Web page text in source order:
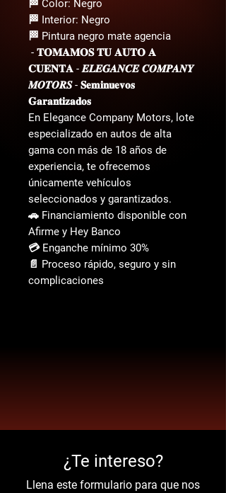
🏁 Color: Negro
🏁 Interior: Negro
🏁 Pintura negro mate agencia
- 𝐓𝐎𝐌𝐀𝐌𝐎𝐒 𝐓𝐔 𝐀𝐔𝐓𝐎 𝐀
𝐂𝐔𝐄𝐍𝐓𝐀 - 𝑬𝑳𝑬𝑮𝑨𝑵𝑪𝑬 𝑪𝑶𝑴𝑷𝑨𝑵𝒀
𝑴𝑶𝑻𝑶𝑹𝑺 - 𝐒𝐞𝐦𝐢𝐧𝐮𝐞𝐯𝐨𝐬
𝐆𝐚𝐫𝐚𝐧𝐭𝐢𝐳𝐚𝐝𝐨𝐬
En Elegance Company Motors, lote
especializado en autos de alta
gama con más de 18 años de
experiencia, te ofrecemos
únicamente vehículos
seleccionados y garantizados.
🚗 Financiamiento disponible con
Afirme y Hey Banco
💳 Enganche mínimo 30%
📄 Proceso rápido, seguro y sin
complicaciones
¿Te intereso?
Llena este formulario para que nos